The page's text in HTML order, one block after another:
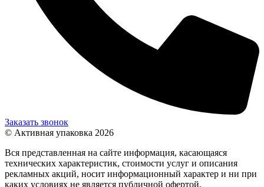
Заказать звонок
© Активная упаковка 2026
Вся представленная на сайте информация, касающаяся
технических характеристик, стоимости услуг и описания
рекламных акций, носит информационный характер и ни при
каких условиях не является публичной офертой,